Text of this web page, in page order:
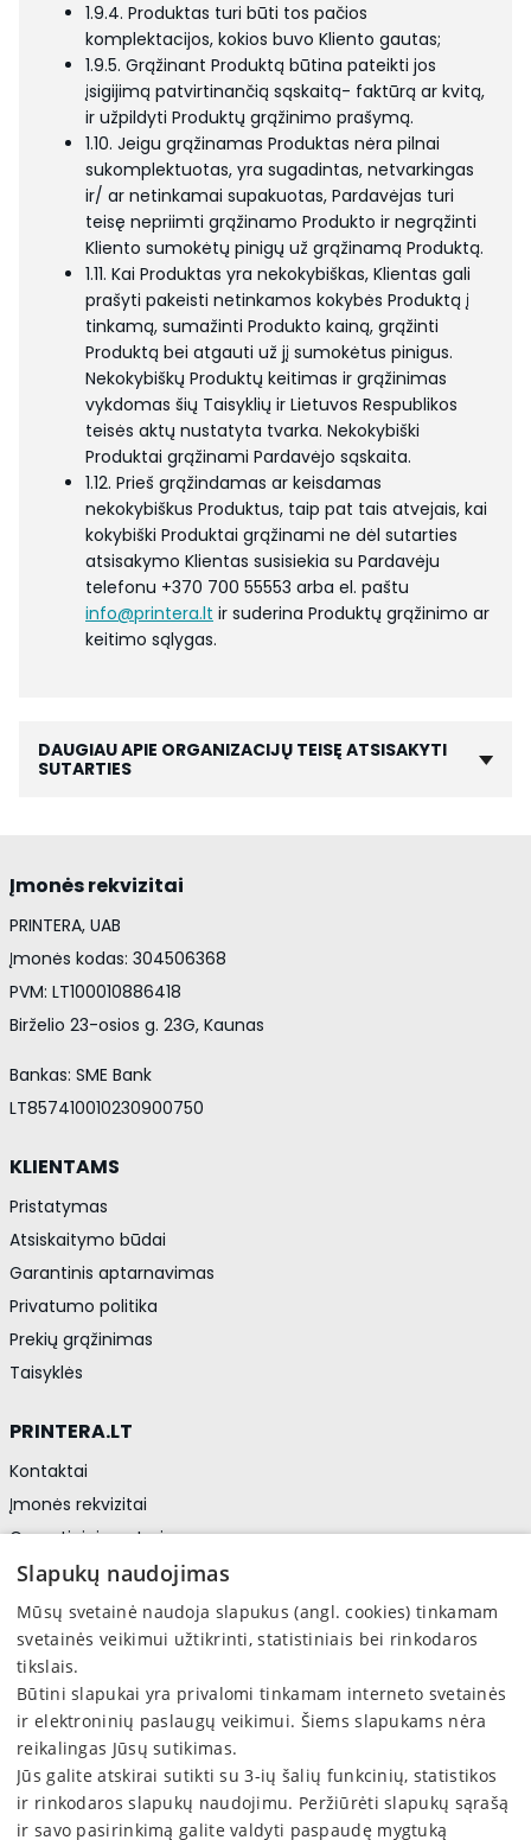
1.9.4. Produktas turi būti tos pačios
komplektacijos, kokios buvo Kliento gautas;
1.9.5. Grąžinant Produktą būtina pateikti jos
įsigijimą patvirtinančią sąskaitą- faktūrą ar kvitą,
ir užpildyti Produktų grąžinimo prašymą.
1.10. Jeigu grąžinamas Produktas nėra pilnai
sukomplektuotas, yra sugadintas, netvarkingas
ir/ ar netinkamai supakuotas, Pardavėjas turi
teisę nepriimti grąžinamo Produkto ir negrąžinti
Kliento sumokėtų pinigų už grąžinamą Produktą.
1.11. Kai Produktas yra nekokybiškas, Klientas gali
prašyti pakeisti netinkamos kokybės Produktą į
tinkamą, sumažinti Produkto kainą, grąžinti
Produktą bei atgauti už jį sumokėtus pinigus.
Nekokybiškų Produktų keitimas ir grąžinimas
vykdomas šių Taisyklių ir Lietuvos Respublikos
teisės aktų nustatyta tvarka. Nekokybiški
Produktai grąžinami Pardavėjo sąskaita.
1.12. Prieš grąžindamas ar keisdamas
nekokybiškus Produktus, taip pat tais atvejais, kai
kokybiški Produktai grąžinami ne dėl sutarties
atsisakymo Klientas susisiekia su Pardavėju
telefonu +370 700 55553 arba el. paštu
info@printera.lt ir suderina Produktų grąžinimo ar
keitimo sąlygas.
DAUGIAU APIE ORGANIZACIJŲ TEISĘ ATSISAKYTI
SUTARTIES
Įmonės rekvizitai
PRINTERA, UAB
Įmonės kodas: 304506368
PVM: LT100010886418
Birželio 23-osios g. 23G, Kaunas
Bankas: SME Bank
LT857410010230900750
KLIENTAMS
Pristatymas
Atsiskaitymo būdai
Garantinis aptarnavimas
Privatumo politika
Prekių grąžinimas
Taisyklės
PRINTERA.LT
Kontaktai
Įmonės rekvizitai
Garantiniai centrai
Privatumo politika
Asmens duomenų apsauga
Sekite mus
Facebook
Slapukų naudojimas
Mūsų svetainė naudoja slapukus (angl. cookies) tinkamam
svetainės veikimui užtikrinti, statistiniais bei rinkodaros
tikslais.
Būtini slapukai yra privalomi tinkamam interneto svetainės
ir elektroninių paslaugų veikimui. Šiems slapukams nėra
reikalingas Jūsų sutikimas.
Jūs galite atskirai sutikti su 3-ių šalių funkcinių, statistikos
ir rinkodaros slapukų naudojimu. Peržiūrėti slapukų sąrašą
ir savo pasirinkimą galite valdyti paspaudę mygtuką